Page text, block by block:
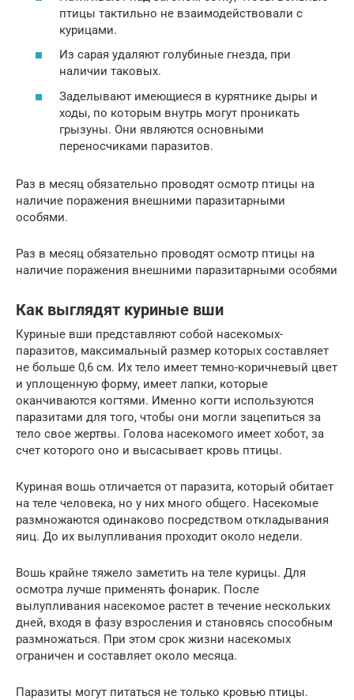
птицы тактильно не взаимодействовали с
курицами.
Из сарая удаляют голубиные гнезда, при
наличии таковых.
Заделывают имеющиеся в курятнике дыры и
ходы, по которым внутрь могут проникать
грызуны. Они являются основными
переносчиками паразитов.
Раз в месяц обязательно проводят осмотр птицы на
наличие поражения внешними паразитарными
особями.
Раз в месяц обязательно проводят осмотр птицы на
наличие поражения внешними паразитарными особями
Как выглядят куриные вши
Куриные вши представляют собой насекомых-
паразитов, максимальный размер которых составляет
не больше 0,6 см. Их тело имеет темно-коричневый цвет
и уплощенную форму, имеет лапки, которые
оканчиваются когтями. Именно когти используются
паразитами для того, чтобы они могли зацепиться за
тело свое жертвы. Голова насекомого имеет хобот, за
счет которого оно и высасывает кровь птицы.
Куриная вошь отличается от паразита, который обитает
на теле человека, но у них много общего. Насекомые
размножаются одинаково посредством откладывания
яиц. До их вылупливания проходит около недели.
Вошь крайне тяжело заметить на теле курицы. Для
осмотра лучше применять фонарик. После
вылупливания насекомое растет в течение нескольких
дней, входя в фазу взросления и становясь способным
размножаться. При этом срок жизни насекомых
ограничен и составляет около месяца.
Паразиты могут питаться не только кровью птицы.